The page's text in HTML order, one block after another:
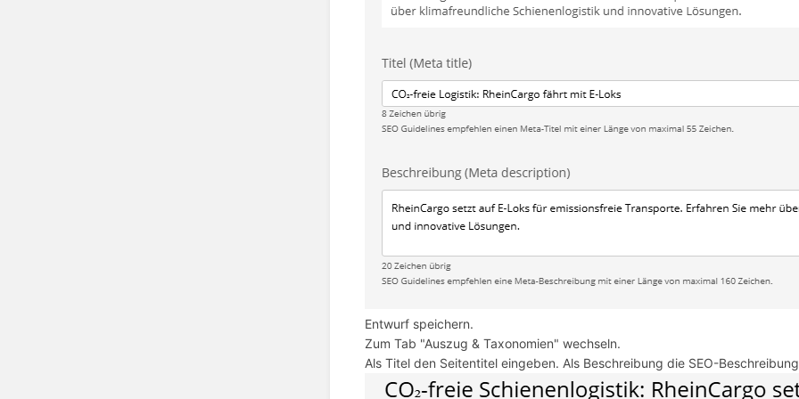
Entwurf speichern.
Zum Tab "Auszug & Taxonomien" wechseln.
Als Titel den Seitentitel eingeben. Als Beschreibung die SEO-